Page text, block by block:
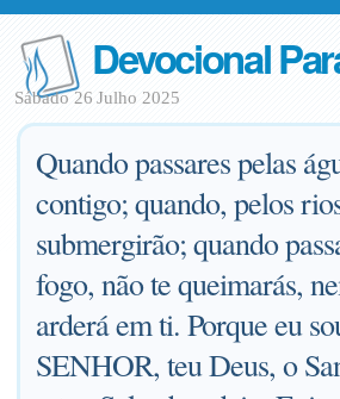
Devocional
Sábado 26 Julho 2025
Quando passares pelas
contigo; quando, pelos
submergirão; quando
fogo, não te queimarás,
arderá em ti. Porque eu
SENHOR, teu Deus, o